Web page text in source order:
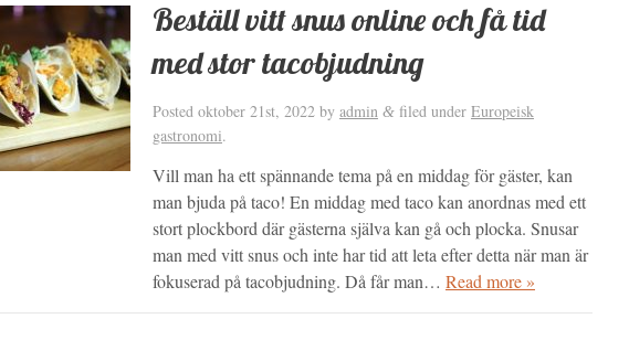
Beställ vitt snus online och få tid
med stor tacobjudning
Posted oktober 21st, 2022 by admin & filed under Europeisk
gastronomi.
Vill man ha ett spännande tema på en middag för gäster, kan
man bjuda på taco! En middag med taco kan anordnas med ett
stort plockbord där gästerna själva kan gå och plocka. Snusar
man med vitt snus och inte har tid att leta efter detta när man är
fokuserad på tacobjudning. Då får man… Read more »